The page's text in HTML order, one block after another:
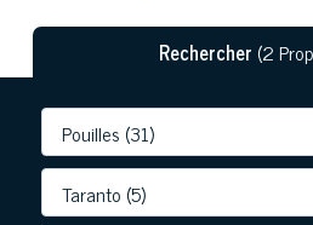
Rechercher (2